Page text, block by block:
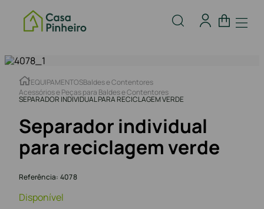
EQUIPAMENTOSBaldes e Contentores
Acessórios e Peças para Baldes e Contentores
SEPARADOR INDIVIDUAL PARA RECICLAGEM VERDE
Separador individual
para reciclagem verde
Referência: 4078
Disponível